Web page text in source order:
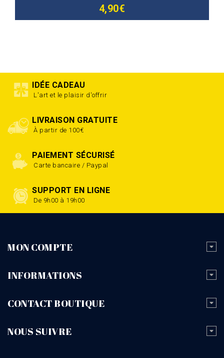
4,90€
IDÉE CADEAU
L'art et le plaisir d'offrir
LIVRAISON GRATUITE
À partir de 100€
PAIEMENT SÉCURISÉ
Carte bancaire / Paypal
SUPPORT EN LIGNE
De 9h00 à 19h00
MON COMPTE
INFORMATIONS
CONTACT BOUTIQUE
NOUS SUIVRE